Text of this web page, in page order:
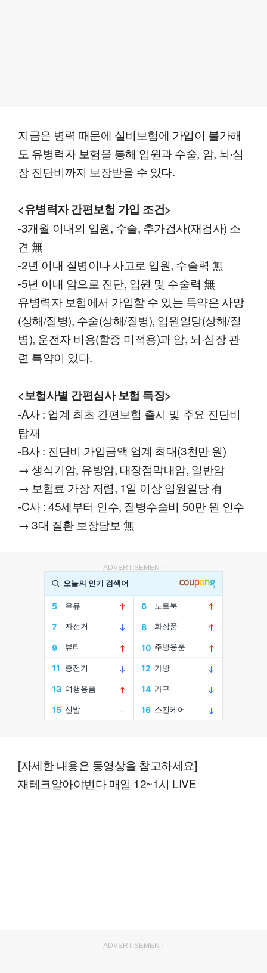
지금은 병력 때문에 실비보험에 가입이 불가해
도 유병력자 보험을 통해 입원과 수술, 암, 뇌·심
장 진단비까지 보장받을 수 있다.
<유병력자 간편보험 가입 조건>
-3개월 이내의 입원, 수술, 추가검사(재검사) 소
견 無
-2년 이내 질병이나 사고로 입원, 수술력 無
-5년 이내 암으로 진단, 입원 및 수술력 無
유병력자 보험에서 가입할 수 있는 특약은 사망
(상해/질병), 수술(상해/질병), 입원일당(상해/질
병), 운전자 비용(할증 미적용)과 암, 뇌·심장 관
련 특약이 있다.
<보험사별 간편심사 보험 특징>
-A사 : 업계 최초 간편보험 출시 및 주요 진단비
탑재
-B사 : 진단비 가입금액 업계 최대(3천만 원)
→ 생식기암, 유방암, 대장점막내암, 일반암
→ 보험료 가장 저렴, 1일 이상 입원일당 有
-C사 : 45세부터 인수, 질병수술비 50만 원 인수
→ 3대 질환 보장담보 無
ADVERTISEMENT
[자세한 내용은 동영상을 참고하세요]
재테크알아야번다 매일 12~1시 LIVE
ADVERTISEMENT